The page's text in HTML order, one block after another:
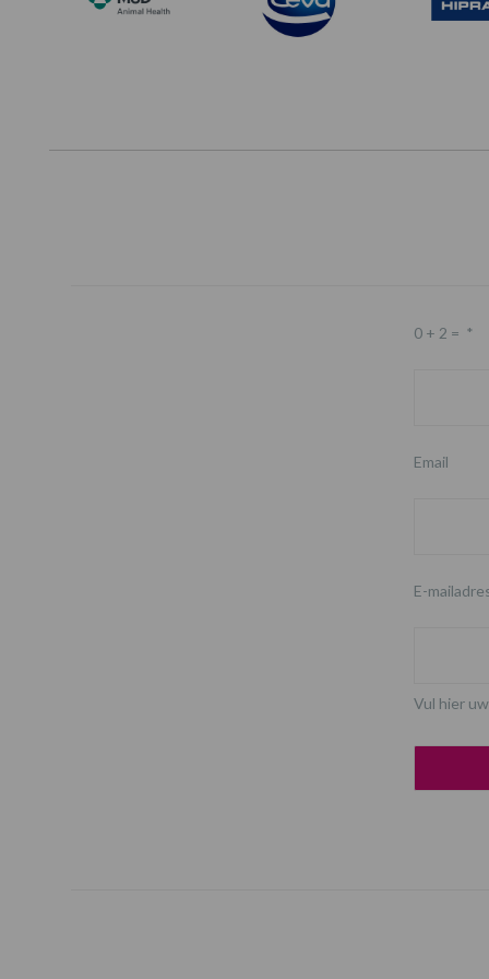
0 + 2 = *
Email
E-
Vul hier